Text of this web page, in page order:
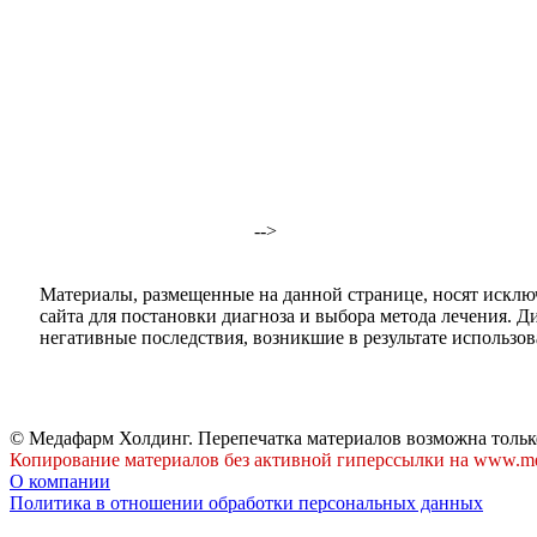
-->
Материалы, размещенные на данной странице, носят
сайта для постановки диагноза и выбора метода лечения.
негативные последствия, возникшие в результате
© Медафарм Холдинг. Перепечатка материалов возможна
Копирование материалов без активной гиперссылки на
О компании
Политика в отношении обработки персональных данных